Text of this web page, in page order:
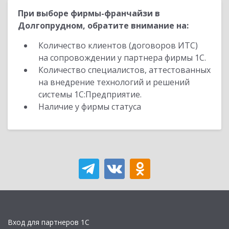
При выборе фирмы-франчайзи в
Долгопрудном, обратите внимание на:
Количество клиентов (договоров ИТС)
на сопровождении у партнера фирмы 1С.
Количество специалистов, аттестованных
на внедрение технологий и решений
системы 1С:Предприятие.
Наличие у фирмы статуса
Вход для партнеров 1С